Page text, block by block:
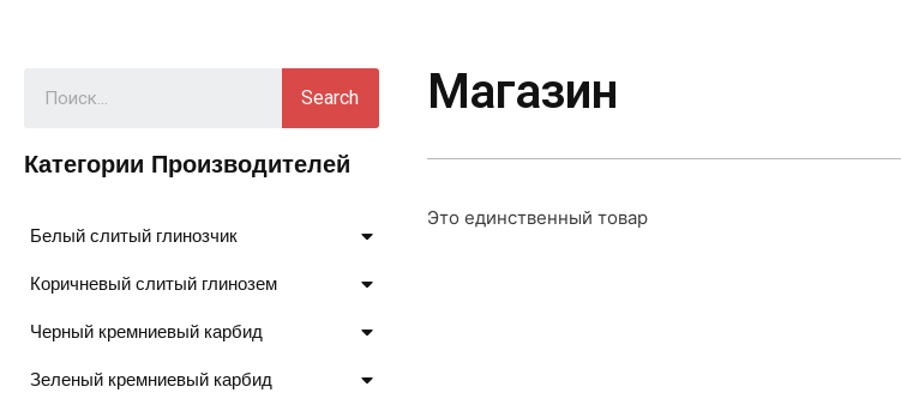
Search
Категории Производителей
Белый слитый глинозчик
Коричневый слитый глинозем
Черный кремниевый карбид
Зеленый кремниевый карбид
Магазин
Это единственный товар